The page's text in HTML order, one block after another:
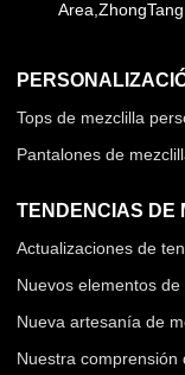
Tops de mezclilla
Pantalones de
TENDENCIAS DE
Actualizaciones de
Nuevos elementos de
Nueva artesanía de
Nuestra comprensión